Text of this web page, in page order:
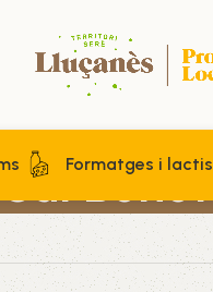
Formatges i lactis
Benet